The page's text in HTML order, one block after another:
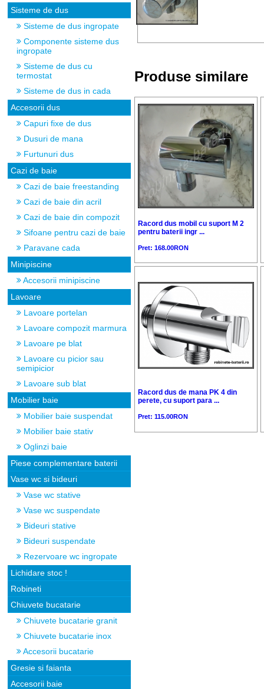
Sisteme de dus
Sisteme de dus ingropate
Componente sisteme dus
ingropate
Sisteme de dus cu
termostat
Sisteme de dus in cada
Accesorii dus
Capuri fixe de dus
Dusuri de mana
Furtunuri dus
Cazi de baie
Cazi de baie freestanding
Cazi de baie din acril
Cazi de baie din compozit
Sifoane pentru cazi de baie
Paravane cada
Minipiscine
Accesorii minipiscine
Lavoare
Lavoare portelan
Lavoare compozit marmura
Lavoare pe blat
Lavoare cu picior sau
semipicior
Lavoare sub blat
Mobilier baie
Mobilier baie suspendat
Mobilier baie stativ
Oglinzi baie
Piese complementare baterii
Vase wc si bideuri
Vase wc stative
Vase wc suspendate
Bideuri stative
Bideuri suspendate
Rezervoare wc ingropate
Lichidare stoc !
Robineti
Chiuvete bucatarie
Chiuvete bucatarie granit
Chiuvete bucatarie inox
Accesorii bucatarie
Gresie si faianta
Accesorii baie
Produse similare
Racord dus mobil cu suport M 2
pentru baterii ingr ...
Pret: 168.00RON
Racord dus de mana PK 4 din
perete, cu suport para ...
Pret: 115.00RON